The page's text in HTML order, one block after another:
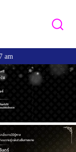
am